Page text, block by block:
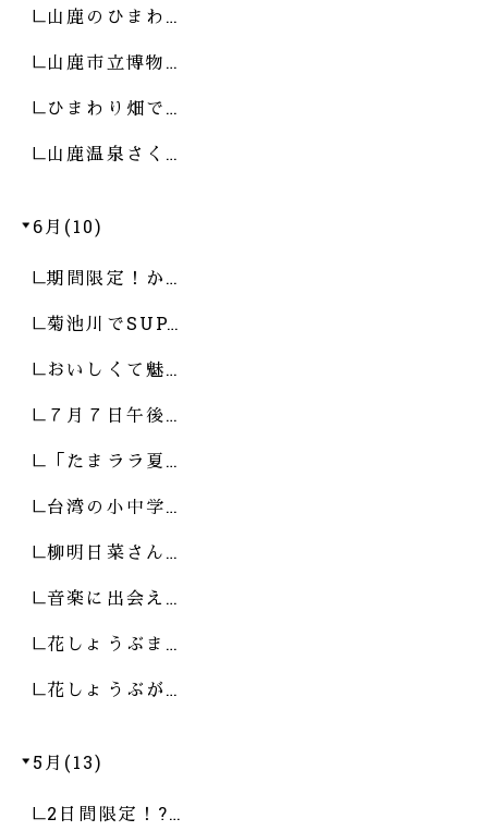
山鹿のひまわ…
山鹿市立博物…
ひまわり畑で…
山鹿温泉さく…
6月(10)
期間限定！か…
菊池川でSUP…
おいしくて魅…
７月７日午後…
「たまララ夏…
台湾の小中学…
柳明日菜さん…
音楽に出会え…
花しょうぶま…
花しょうぶが…
5月(13)
2日間限定！?…